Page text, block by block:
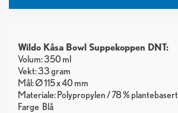
Wildo Kåsa Bowl Suppekoppen DNT:
Volum: 350 ml
Vekt: 33 gram
Mål: Ø 115 x 40 mm
Materiale: Polypropylen / 78 %
Farge Blå